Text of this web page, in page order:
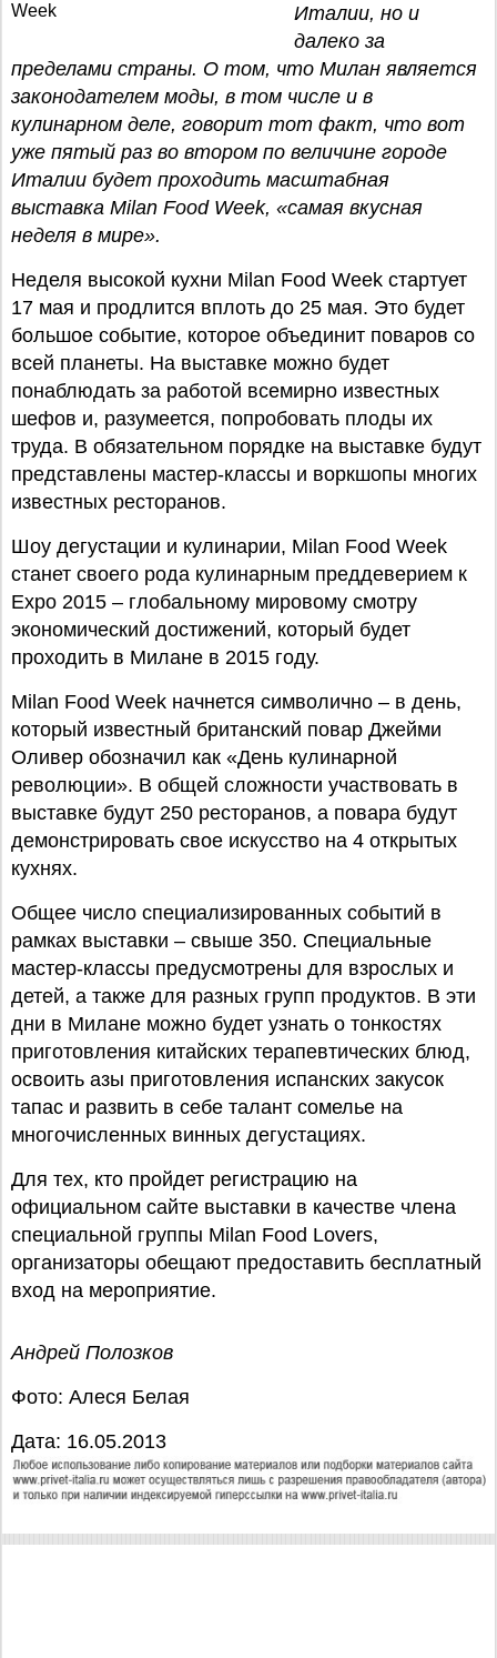
Week
Италии, но и
далеко за
пределами страны. О том, что Милан является
законодателем моды, в том числе и в
кулинарном деле, говорит тот факт, что вот
уже пятый раз во втором по величине городе
Италии будет проходить масштабная
выставка Milan Food Week, «самая вкусная
неделя в мире».
Неделя высокой кухни Milan Food Week стартует
17 мая и продлится вплоть до 25 мая. Это будет
большое событие, которое объединит поваров со
всей планеты. На выставке можно будет
понаблюдать за работой всемирно известных
шефов и, разумеется, попробовать плоды их
труда. В обязательном порядке на выставке будут
представлены мастер-классы и воркшопы многих
известных ресторанов.
Шоу дегустации и кулинарии, Milan Food Week
станет своего рода кулинарным преддеверием к
Expo 2015 – глобальному мировому смотру
экономический достижений, который будет
проходить в Милане в 2015 году.
Milan Food Week начнется символично – в день,
который известный британский повар Джейми
Оливер обозначил как «День кулинарной
революции». В общей сложности участвовать в
выставке будут 250 ресторанов, а повара будут
демонстрировать свое искусство на 4 открытых
кухнях.
Общее число специализированных событий в
рамках выставки – свыше 350. Специальные
мастер-классы предусмотрены для взрослых и
детей, а также для разных групп продуктов. В эти
дни в Милане можно будет узнать о тонкостях
приготовления китайских терапевтических блюд,
освоить азы приготовления испанских закусок
тапас и развить в себе талант сомелье на
многочисленных винных дегустациях.
Для тех, кто пройдет регистрацию на
официальном сайте выставки в качестве члена
специальной группы Milan Food Lovers,
организаторы обещают предоставить бесплатный
вход на мероприятие.
Андрей Полозков
Фото: Алеся Белая
Дата: 16.05.2013